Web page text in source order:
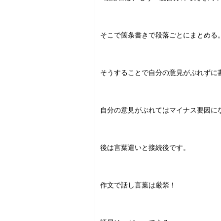
そこで箇条書きで段落ごとにまとめる。
そうすることで自分の意見がぶれずに
自分の意見がぶれてはマイナス要因に
後は言葉遣いと接続後です。
作文で話し言葉は厳禁！